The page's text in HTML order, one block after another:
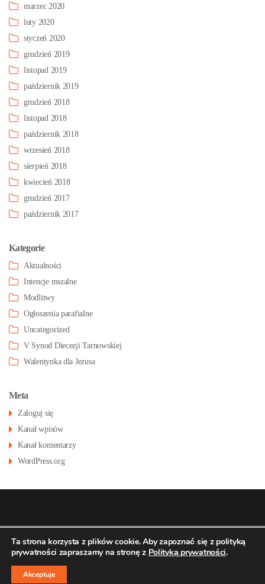
marzec 2020
luty 2020
styczeń 2020
grudzień 2019
listopad 2019
październik 2019
grudzień 2018
listopad 2018
październik 2018
wrzesień 2018
sierpień 2018
kwiecień 2018
grudzień 2017
październik 2017
Kategorie
Aktualności
Intencje mszalne
Modlitwy
Ogłoszenia parafialne
Uncategorized
V Synod Diecezji Tarnowskiej
Walentynka dla Jezusa
Meta
Zaloguj się
Kanał wpisów
Kanał komentarzy
WordPress.org
© 2026Konatsu.pldlaParafia św Stanisława
BM w Pustkowie Osiedlu
Polityka
prywatności
Ta strona korzysta z plików cookie. Aby zapoznać się z polityką
prywatności zapraszamy na stronę z Polityką prywatności.
Akceptuje